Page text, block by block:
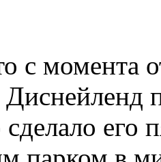
с момента
сделало